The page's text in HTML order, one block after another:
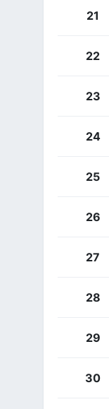
21
22
23
24
25
26
27
28
29
30